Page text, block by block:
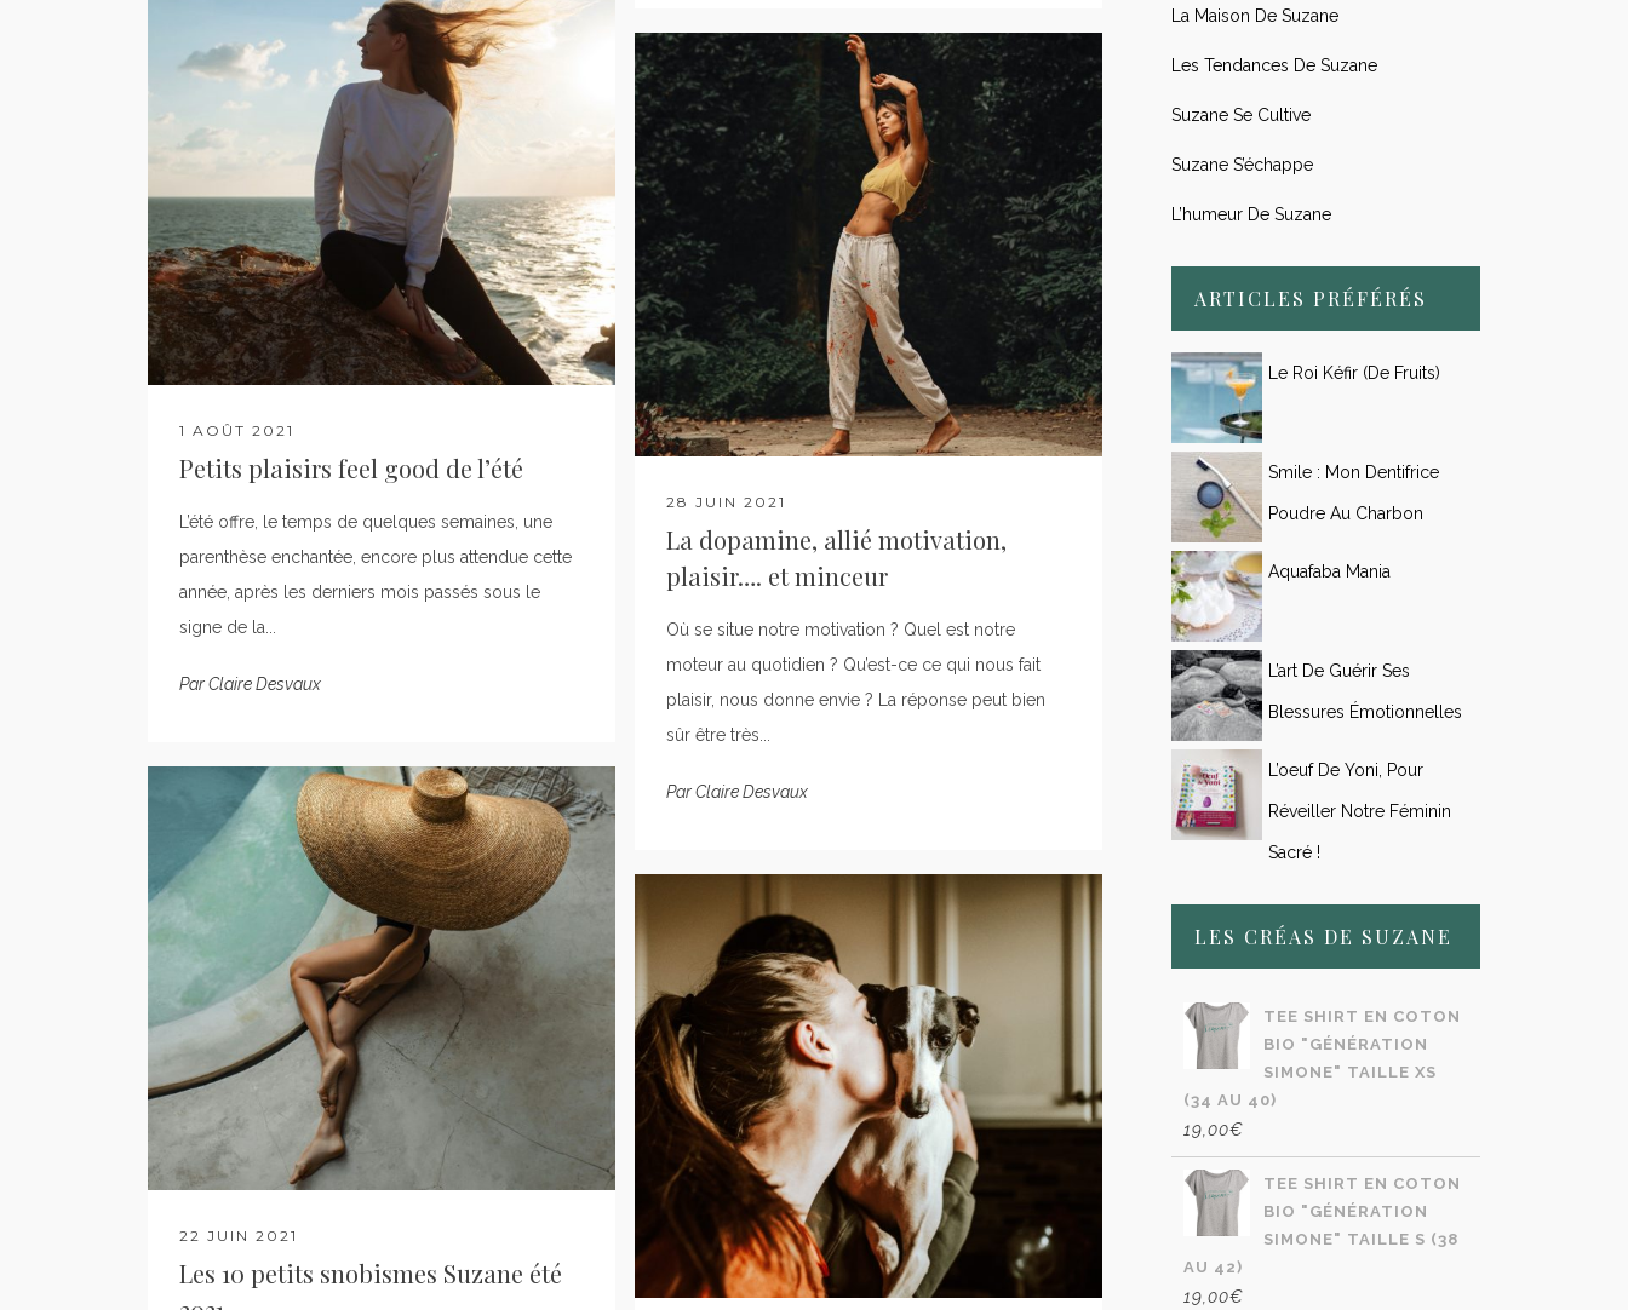
1 AOÛT 2021
Petits plaisirs feel good de l’été
L’été offre, le temps de quelques semaines, une
parenthèse enchantée, encore plus attendue cette
année, après les derniers mois passés sous le
signe de la...
ParClaire Desvaux
28 JUIN 2021
La dopamine, allié motivation,
plaisir…. et minceur
Où se situe notre motivation ? Quel est notre
moteur au quotidien ? Qu’est-ce ce qui nous fait
plaisir, nous donne envie ? La réponse peut bien
sûr être très...
ParClaire Desvaux
22 JUIN 2021
Les 10 petits snobismes Suzane été
La Maison De Suzane
Les Tendances De Suzane
Suzane Se Cultive
Suzane S’échappe
L’humeur De Suzane
ARTICLES PRÉFÉRÉS
Le Roi Kéfir (de Fruits)
Smile : Mon Dentifrice
Poudre Au Charbon
Aquafaba Mania
L’art De Guérir Ses
Blessures Émotionnelles
L’oeuf De Yoni, Pour
Réveiller Notre Féminin
Sacré !
LES CRÉAS DE SUZANE
TEE SHIRT EN COTON
BIO "GÉNÉRATION
SIMONE" TAILLE XS
(34 AU 40)
19,00€
TEE SHIRT EN COTON
BIO "GÉNÉRATION
SIMONE" TAILLE S (38
AU 42)
19,00€